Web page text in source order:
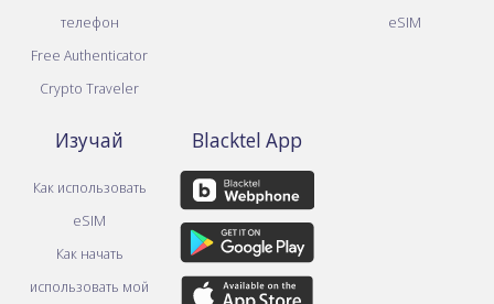
телефон
Free Authenticator
Crypto Traveler
eSIM
Изучай
Как использовать
eSIM
Как начать
использовать мой
Blacktel App